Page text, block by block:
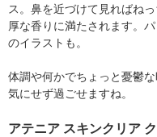
ス。鼻を近づけて見ればね
厚な香りに満たされます。
のイラストも。
体調や何かでちょっと憂鬱
気にせず過ごせますね。
アテニア スキンクリア